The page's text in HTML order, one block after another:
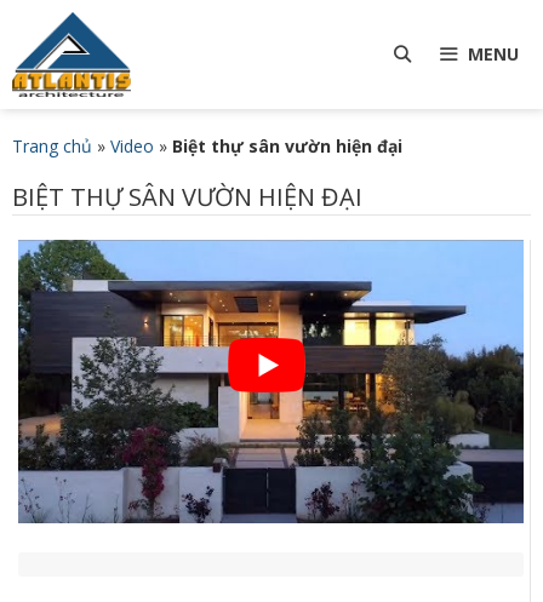
nội
dung
MENU
Trang chủ » Video » Biệt thự sân vườn hiện đại
BIỆT THỰ SÂN VƯỜN HIỆN ĐẠI